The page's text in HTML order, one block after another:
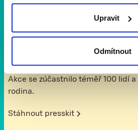
Upravit
Odmítnout
služby v Ostravě spojili síly a
akci v rámci jubilejního 10.
Akce se zúčastnilo téměř 100 lidí
rodina. ‍
Stáhnout presskit